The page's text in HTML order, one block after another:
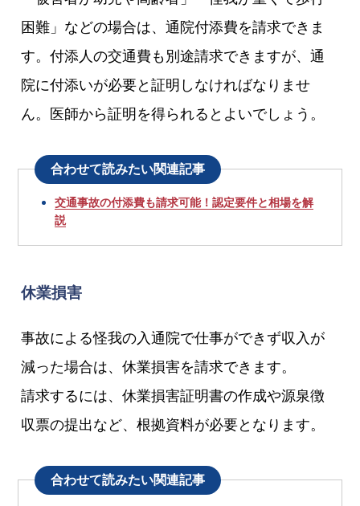
困難」などの場合は、通院付添費を請求できま
す。付添人の交通費も別途請求できますが、通
院に付添いが必要と証明しなければなりませ
ん。医師から証明を得られるとよいでしょう。
合わせて読みたい関連記事
交通事故の付添費も請求可能！認定要件と相場を解
説
休業損害
事故による怪我の入通院で仕事ができず収入が
減った場合は、休業損害を請求できます。
請求するには、休業損害証明書の作成や源泉徴
収票の提出など、根拠資料が必要となります。
合わせて読みたい関連記事